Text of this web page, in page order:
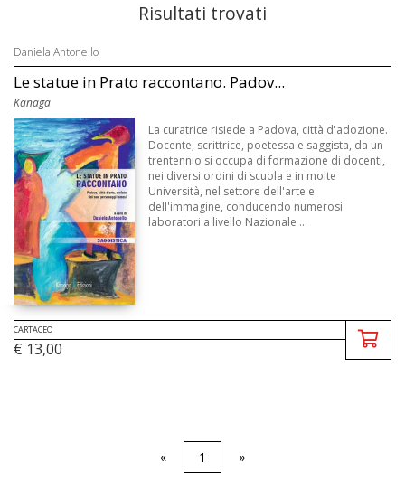
Risultati trovati
Daniela Antonello
Le statue in Prato raccontano. Padov...
Kanaga
La curatrice risiede a Padova, città d'adozione.
Docente, scrittrice, poetessa e saggista, da un
trentennio si occupa di formazione di docenti,
nei diversi ordini di scuola e in molte
Università, nel settore dell'arte e
dell'immagine, conducendo numerosi
laboratori a livello Nazionale ...
CARTACEO
€ 13,00
« 1 »